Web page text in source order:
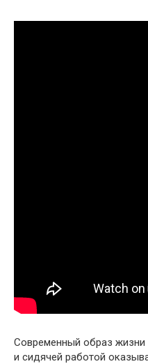
Современный образ жизни
и сидячей работой